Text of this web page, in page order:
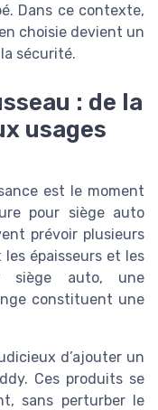
Dans ce contexte,
choisie devient un
sécurité.
: de la
usages
est le moment
pour siège auto
prévoir plusieurs
épaisseurs et les
siège auto, une
constituent une
d’ajouter un
Ces produits se
sans perturber le